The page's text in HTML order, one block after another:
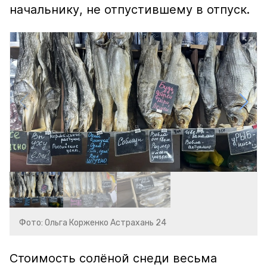
начальнику, не отпустившему в отпуск.
Фото: Ольга Корженко Астрахань 24
Стоимость солёной снеди весьма